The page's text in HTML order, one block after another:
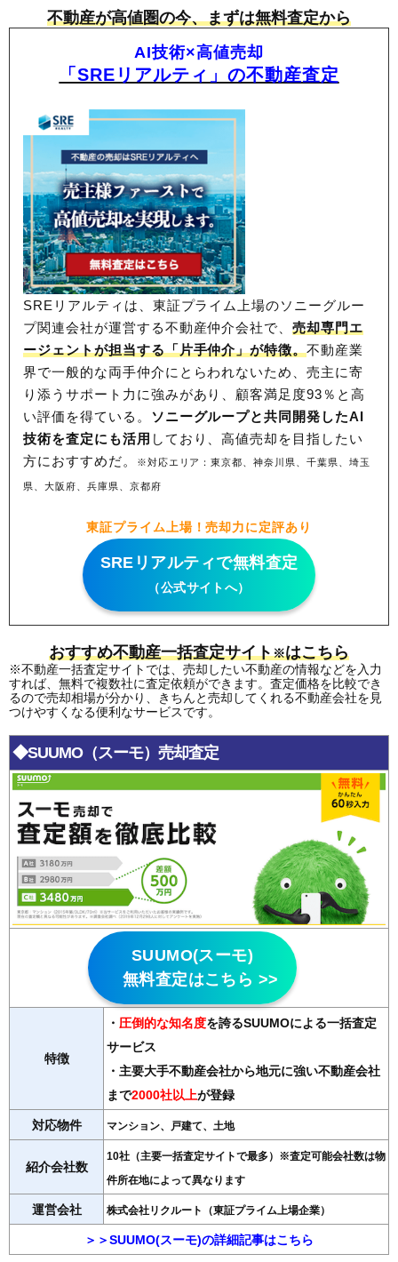
不動産が高値圏の今、まずは無料査定から
AI技術×高値売却
「SREリアルティ」の不動産査定
SREリアルティは、東証プライム上場のソニーグルー
プ関連会社が運営する不動産仲介会社で、売却専門エ
ージェントが担当する「片手仲介」が特徴。不動産業
界で一般的な両手仲介にとらわれないため、売主に寄
り添うサポート力に強みがあり、顧客満足度93％と高
い評価を得ている。 ソニーグループと共同開発したAI
技術を査定にも活用 しており、高値売却を目指したい
方におすすめだ。
※対応エリア：東京都、神奈川県、千葉県、埼玉
県、大阪府、兵庫県、京都府
東証プライム上場！売却力に定評あり
SREリアルティで無料査定
（公式サイトへ）
おすすめ不動産一括査定サイト※はこちら
※不動産一括査定サイトでは、売却したい不動産の情報などを入力
すれば、無料で複数社に査定依頼ができます。査定価格を比較でき
るので売却相場が分かり、きちんと売却してくれる不動産会社を見
つけやすくなる便利なサービスです。
◆SUUMO（スーモ）売却査定
SUUMO(スーモ)
無料査定はこちら >>
特徴
・ 圧倒的な知名度を誇るSUUMOによる一括査定
サービス
・主要大手不動産会社から地元に強い不動産会社
まで2000社以上が登録
対応物件 マンション、戸建て、土地
紹介会社数
10社（主要一括査定サイトで最多）※査定可能会社数は物
件所在地によって異なります
運営会社 株式会社リクルート（東証プライム上場企業）
＞＞SUUMO(スーモ)の詳細記事はこちら